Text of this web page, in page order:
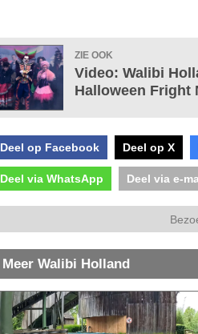
ZIE OOK
Video: Walibi
Halloween Fright
Deel op Facebook Deel op X
Deel via WhatsApp Deel via e-
Meer Walibi Holland